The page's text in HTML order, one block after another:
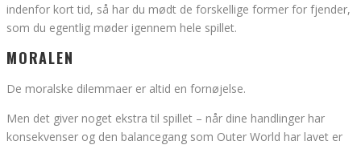
indenfor kort tid, så har du mødt de forskellige former for fjender,
som du egentlig møder igennem hele spillet.
MORALEN
De moralske dilemmaer er altid en fornøjelse.
Men det giver noget ekstra til spillet – når dine handlinger har
konsekvenser og den balancegang som Outer World har lavet er